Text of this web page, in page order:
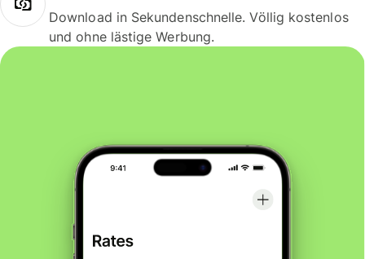
Download in Sekundenschnelle. Völlig kostenlos
und ohne lästige Werbung.